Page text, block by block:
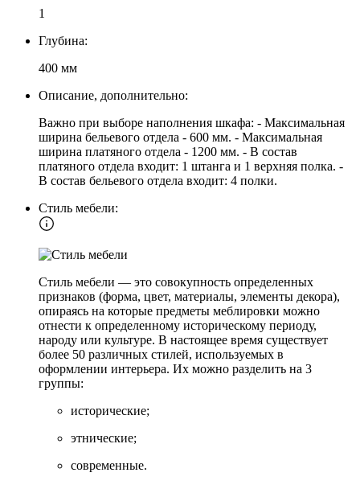
1
Глубина:
400 мм
Описание, дополнительно:
Важно при выборе наполнения шкафа: - Максимальная
ширина бельевого отдела - 600 мм. - Максимальная
ширина платяного отдела - 1200 мм. - В состав
платяного отдела входит: 1 штанга и 1 верхняя полка. -
В состав бельевого отдела входит: 4 полки.
Стиль мебели:
Стиль мебели — это совокупность определенных
признаков (форма, цвет, материалы, элементы декора),
опираясь на которые предметы меблировки можно
отнести к определенному историческому периоду,
народу или культуре. В настоящее время существует
более 50 различных стилей, используемых в
оформлении интерьера. Их можно разделить на 3
группы:
исторические;
этнические;
современные.